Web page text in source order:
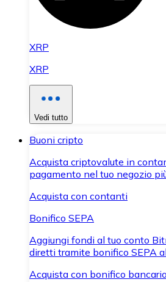
XRP
XRP
Vedi tutto
Buoni cripto
Acquista criptovalute in
pagamento nel tuo negozio
Acquista con contanti
Bonifico SEPA
Aggiungi fondi al tuo conto
diretti tramite bonifico SEPA
Acquista con bonifico bancario